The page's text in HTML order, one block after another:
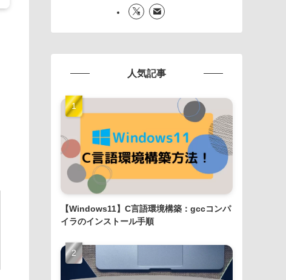
人気記事
【Windows11】C言語環境構築：gccコンパ
イラのインストール手順